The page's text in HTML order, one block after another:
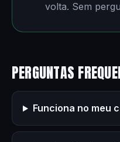
volta. Sem
PERGUNTAS
Funciona no meu